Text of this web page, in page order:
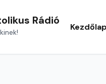
Rádió
Kezdőlap